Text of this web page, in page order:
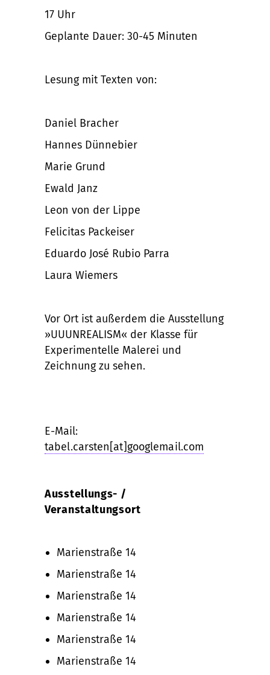
17 Uhr
Geplante Dauer: 30-45 Minuten
Lesung mit Texten von:
Daniel Bracher
Hannes Dünnebier
Marie Grund
Ewald Janz
Leon von der Lippe
Felicitas Packeiser
Eduardo José Rubio Parra
Laura Wiemers
Vor Ort ist außerdem die Ausstellung
»UUUNREALISM« der Klasse für
Experimentelle Malerei und
Zeichnung zu sehen.
E-Mail:
tabel.carsten[at]googlemail.com
Ausstellungs- /
Veranstaltungsort
Marienstraße 14
Marienstraße 14
Marienstraße 14
Marienstraße 14
Marienstraße 14
Marienstraße 14